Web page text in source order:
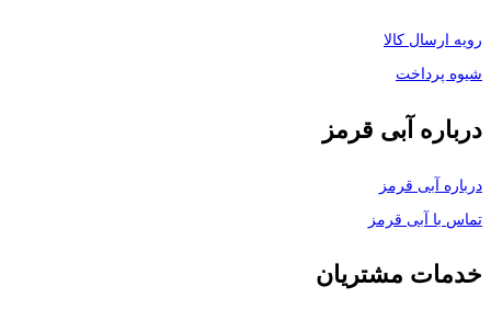
رویه ارسال کالا
شیوه پرداخت
درباره آبی قرمز
درباره آبی قرمز
تماس با آبی قرمز
خدمات مشتریان